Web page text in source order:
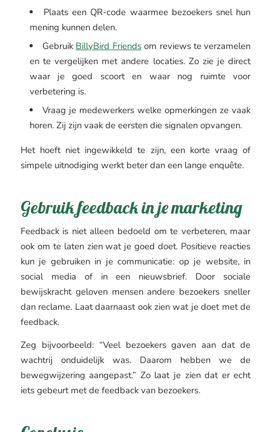
Plaats een QR-code waarmee bezoekers snel hun
mening kunnen delen.
Gebruik BillyBird Friendsom reviews te verzamelen
en te vergelijken met andere locaties. Zo zie je direct
waar je goed scoort en waar nog ruimte voor
verbetering is.
Vraag je medewerkers welke opmerkingen ze vaak
horen. Zij zijn vaak de eersten die signalen opvangen.
Het hoeft niet ingewikkeld te zijn, een korte vraag of
simpele uitnodiging werkt beter dan een lange enquête.
Gebruik feedback in je marketing
Feedback is niet alleen bedoeld om te verbeteren, maar
ook om te laten zien wat je goed doet. Positieve reacties
kun je gebruiken in je communicatie: op je website, in
social media of in een nieuwsbrief. Door sociale
bewijskracht geloven mensen andere bezoekers sneller
dan reclame. Laat daarnaast ook zien wat je doet met de
feedback.
Zeg bijvoorbeeld: “Veel bezoekers gaven aan dat de
wachtrij onduidelijk was. Daarom hebben we de
bewegwijzering aangepast.” Zo laat je zien dat er echt
iets gebeurt met de feedback van bezoekers.